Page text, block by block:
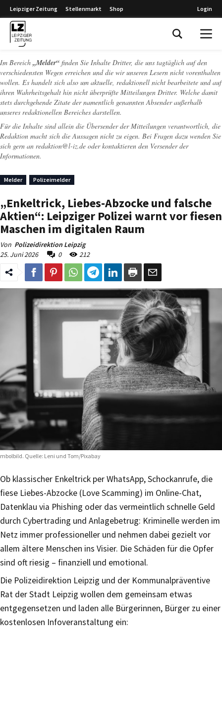
Leipziger Zeitung Stellenmarkt Shop Login
Im Bereich „Melder“ finden Sie Inhalte Dritter, die uns tagtäglich auf den
verschiedensten Wegen erreichen und die wir unseren Lesern nicht vorenthalten
wollen. Es handelt sich also um aktuelle, redaktionell nicht bearbeitete und auf
ihren Wahrheitsgehalt hin nicht überprüfte Mitteilungen Dritter. Welche damit
stets durchgehende Zitate der namentlich genannten Absender außerhalb
unseres redaktionellen Bereiches darstellen.
Für die Inhalte sind allein die Übersender der Mitteilungen verantwortlich, die
Redaktion macht sich die Aussagen nicht zu eigen. Bei Fragen dazu wenden Sie
sich gern an redaktion@l-iz.de oder kontaktieren den Versender der
Informationen.
Melder Polizeimelder
„Enkeltrick, Liebes-Abzocke und falsche
Aktien“: Leipziger Polizei warnt vor fiesen
Maschen im digitalen Raum
Von Polizeidirektion Leipzig
25. Juni 2026
0 212
Quelle: Leni und Tom/Pixabay
Ob klassischer Enkeltrick per WhatsApp, Schockanrufe, die
fiese Liebes-Abzocke (Love Scamming) im Online-Chat,
Datenklau via Phishing oder das vermeintlich schnelle Geld
durch Cybertrading und Anlagebetrug: Kriminelle werden im
Netz immer professioneller und nehmen dabei gezielt vor
allem ältere Menschen ins Visier. Die Schäden für die Opfer
sind oft riesig – finanziell und emotional.
Die Polizeidirektion Leipzig und der Kommunalpräventive
Rat der Stadt Leipzig wollen dem gemeinsam etwas
entgegensetzen und laden alle Bürgerinnen, Bürger zu einer
kostenlosen Infoveranstaltung ein: